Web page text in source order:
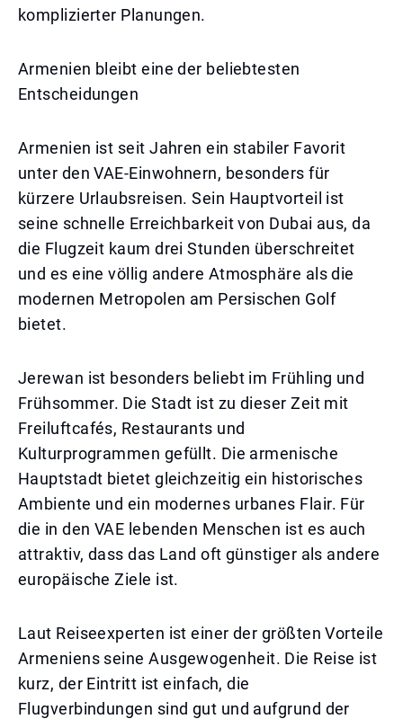
komplizierter Planungen.
Armenien bleibt eine der beliebtesten
Entscheidungen
Armenien ist seit Jahren ein stabiler Favorit
unter den VAE-Einwohnern, besonders für
kürzere Urlaubsreisen. Sein Hauptvorteil ist
seine schnelle Erreichbarkeit von Dubai aus, da
die Flugzeit kaum drei Stunden überschreitet
und es eine völlig andere Atmosphäre als die
modernen Metropolen am Persischen Golf
bietet.
Jerewan ist besonders beliebt im Frühling und
Frühsommer. Die Stadt ist zu dieser Zeit mit
Freiluftcafés, Restaurants und
Kulturprogrammen gefüllt. Die armenische
Hauptstadt bietet gleichzeitig ein historisches
Ambiente und ein modernes urbanes Flair. Für
die in den VAE lebenden Menschen ist es auch
attraktiv, dass das Land oft günstiger als andere
europäische Ziele ist.
Laut Reiseexperten ist einer der größten Vorteile
Armeniens seine Ausgewogenheit. Die Reise ist
kurz, der Eintritt ist einfach, die
Flugverbindungen sind gut und aufgrund der